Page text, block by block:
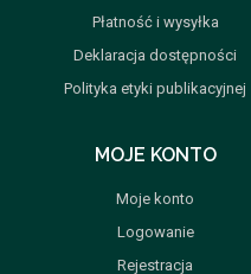
Płatność i wysyłka
Deklaracja dostępności
Polityka etyki publikacyjnej
MOJE KONTO
Moje konto
Logowanie
Rejestracja